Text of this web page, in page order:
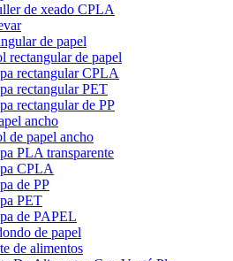
de xeado CPLA
de papel
rectangular de papel
rectangular CPLA
rectangular PET
rectangular de PP
ancho
de papel ancho
PLA transparente
CPLA
de PP
PET
de PAPEL
de papel
de alimentos